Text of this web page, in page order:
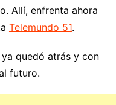
Allí, enfrenta ahora
Telemundo 51.
quedó atrás y con
futuro.